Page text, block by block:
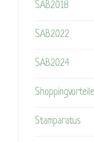
SAB2018
SAB2022
SAB2024
Shoppingvorteile
Stamparatus